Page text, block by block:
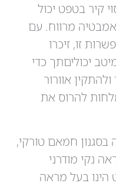
קיר בטפט יכול
מרווח. עם
זו, זיכרו
יכוליםתך כדי
אוורור
להרוס את
חמאם טורקי,
נקי מודרני
הינו בעל מראה